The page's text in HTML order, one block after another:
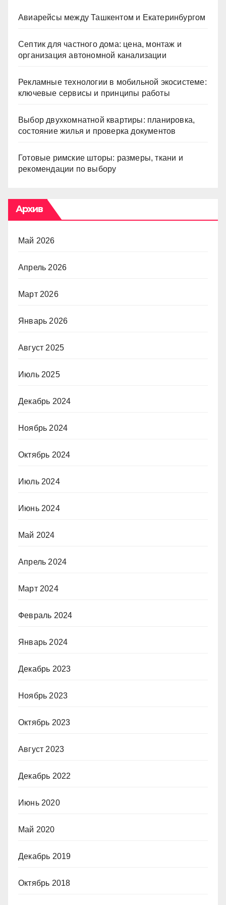
Авиарейсы между Ташкентом и Екатеринбургом
Септик для частного дома: цена, монтаж и
организация автономной канализации
Рекламные технологии в мобильной экосистеме:
ключевые сервисы и принципы работы
Выбор двухкомнатной квартиры: планировка,
состояние жилья и проверка документов
Готовые римские шторы: размеры, ткани и
рекомендации по выбору
Архив
Май 2026
Апрель 2026
Март 2026
Январь 2026
Август 2025
Июль 2025
Декабрь 2024
Ноябрь 2024
Октябрь 2024
Июль 2024
Июнь 2024
Май 2024
Апрель 2024
Март 2024
Февраль 2024
Январь 2024
Декабрь 2023
Ноябрь 2023
Октябрь 2023
Август 2023
Декабрь 2022
Июнь 2020
Май 2020
Декабрь 2019
Октябрь 2018